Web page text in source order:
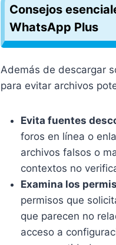
Consejos
WhatsApp Plus
Además de descargar
para evitar archivos
Evita fuentes
foros en línea o
archivos falsos o
contextos no
Examina los
permisos que
que parecen no
acceso a